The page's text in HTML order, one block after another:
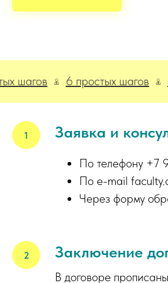
6 простых шагов 6
Заявка и
По телефону +7
По e-mail
Через форму
Заключение
В договоре